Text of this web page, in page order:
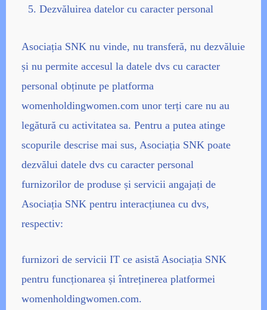
Dezvăluirea datelor cu caracter personal
Asociația SNK nu vinde, nu transferă, nu dezvăluie
și nu permite accesul la datele dvs cu caracter
personal obținute pe platforma
womenholdingwomen.com unor terți care nu au
legătură cu activitatea sa. Pentru a putea atinge
scopurile descrise mai sus, Asociația SNK poate
dezvălui datele dvs cu caracter personal
furnizorilor de produse și servicii angajați de
Asociația SNK pentru interacțiunea cu dvs,
respectiv:
furnizori de servicii IT ce asistă Asociația SNK
pentru funcționarea și întreținerea platformei
womenholdingwomen.com.